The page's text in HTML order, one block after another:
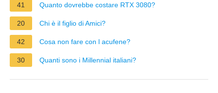
41 Quanto dovrebbe costare RTX 3080?
20 Chi è il figlio di Amici?
42 Cosa non fare con l acufene?
30 Quanti sono i Millennial italiani?